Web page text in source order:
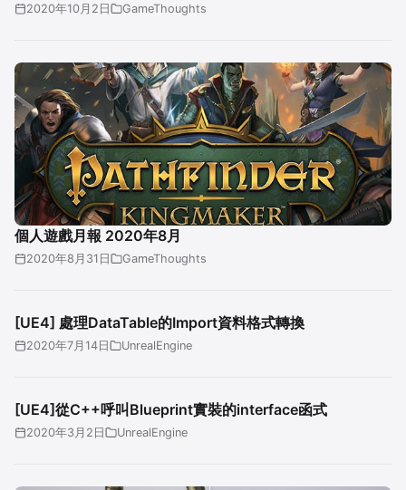
2020年10月2日 GameThoughts
個人遊戲月報 2020年8月
2020年8月31日 GameThoughts
[UE4] 處理DataTable的Import資料格式轉換
2020年7月14日 UnrealEngine
[UE4]從C++呼叫Blueprint實裝的interface函式
2020年3月2日 UnrealEngine